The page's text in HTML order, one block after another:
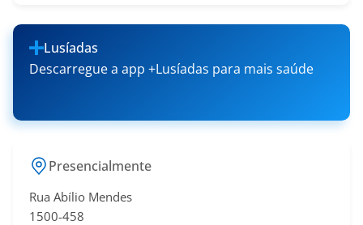
Lusíadas
Descarregue a app +Lusíadas para mais saúde
Presencialmente
Rua Abílio Mendes
​1500-458